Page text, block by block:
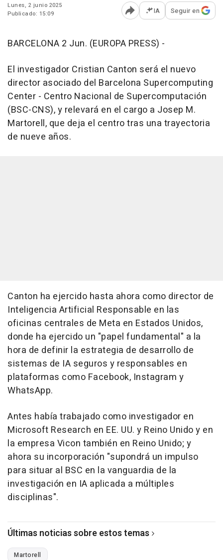
Lunes, 2 junio 2025
Publicado: 15:09
Abrir opciones para
IA Seguir en
BARCELONA 2 Jun. (EUROPA PRESS) -
El investigador Cristian Canton será el nuevo
director asociado del Barcelona Supercomputing
Center - Centro Nacional de Supercomputación
(BSC-CNS), y relevará en el cargo a Josep M.
Martorell, que deja el centro tras una trayectoria
de nueve años.
Canton ha ejercido hasta ahora como director de
Inteligencia Artificial Responsable en las
oficinas centrales de Meta en Estados Unidos,
donde ha ejercido un "papel fundamental" a la
hora de definir la estrategia de desarrollo de
sistemas de IA seguros y responsables en
plataformas como Facebook, Instagram y
WhatsApp.
Antes había trabajado como investigador en
Microsoft Research en EE. UU. y Reino Unido y en
la empresa Vicon también en Reino Unido; y
ahora su incorporación "supondrá un impulso
para situar al BSC en la vanguardia de la
investigación en IA aplicada a múltiples
disciplinas".
Últimas noticias sobre estos temas
Martorell